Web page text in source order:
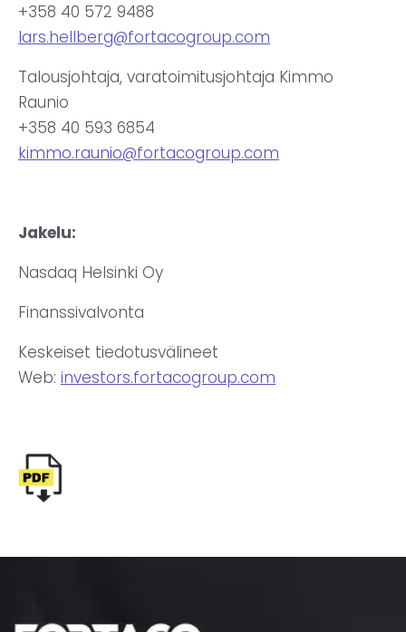
+358 40 572 9488
lars.hellberg@fortacogroup.com
Talousjohtaja, varatoimitusjohtaja Kimmo
Raunio
+358 40 593 6854
kimmo.raunio@fortacogroup.com
Jakelu:
Nasdaq Helsinki Oy
Finanssivalvonta
Keskeiset tiedotusvälineet
Web: investors.fortacogroup.com